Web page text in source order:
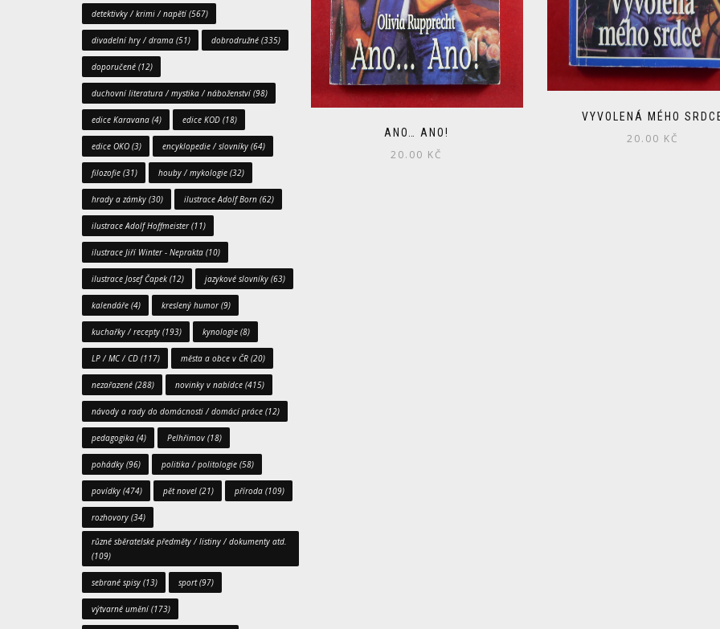
ANO… ANO!
20.00 KČ
VYVOLENÁ MÉHO
20.00 KČ
detektivky / krimi / napětí(567)
divadelní hry / drama (51) dobrodružné (335)
doporučené (12)
duchovní literatura / mystika / náboženství(98)
edice Karavana (4) edice KOD (18)
edice OKO (3) encyklopedie / slovníky (64)
filozofie (31) houby / mykologie (32)
hrady a zámky (30) ilustrace Adolf Born (62)
ilustrace Adolf Hoffmeister(11)
ilustrace Jiří Winter - Neprakta (10)
ilustrace Josef Čapek (12) jazykové slovníky (63)
kalendáře (4) kreslený humor(9)
kuchařky / recepty (193) kynologie (8)
LP / MC / CD (117) města a obce v ČR (20)
nezařazené (288) novinky v nabídce (415)
návody a rady do domácnosti / domácí práce (12)
pedagogika (4) Pelhřimov (18)
pohádky (96) politika / politologie (58)
povídky (474) pět novel (21) příroda (109)
rozhovory (34)
různé sběratelské předměty / listiny / dokumenty atd.
(109)
sebrané spisy (13) sport(97)
výtvarné umění(173)